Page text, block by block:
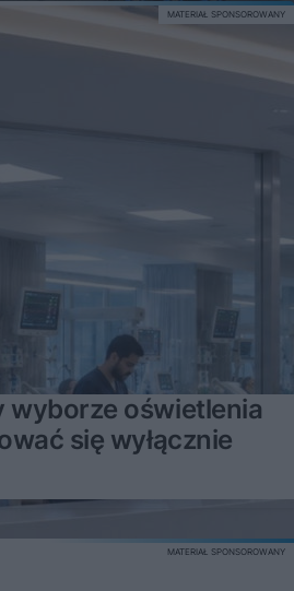
wyborze oświetlenia
się wyłącznie
MATERIAŁ SPONSOROWANY
MATERIAŁ SPONSOROWANY